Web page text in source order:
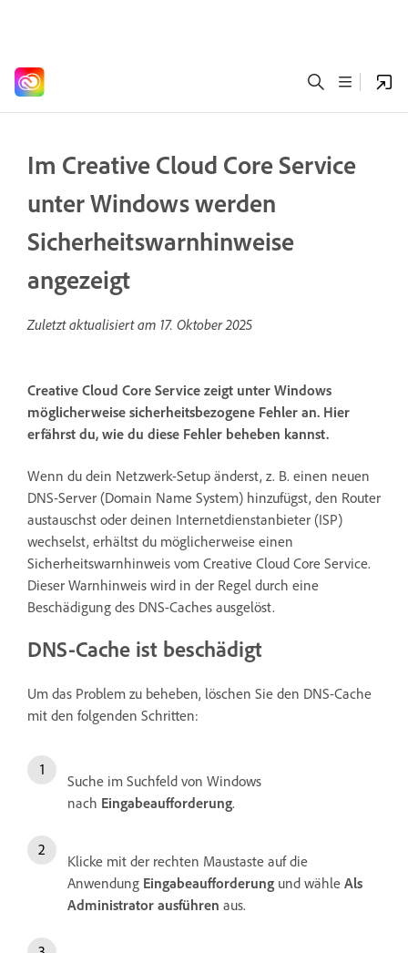
Im Creative Cloud Core Service
unter Windows werden
Sicherheitswarnhinweise
angezeigt
Zuletzt aktualisiert am 17. Oktober 2025
Creative Cloud Core Service zeigt unter Windows
möglicherweise sicherheitsbezogene Fehler an. Hier
erfährst du, wie du diese Fehler beheben kannst.
Wenn du dein Netzwerk-Setup änderst, z. B. einen neuen
DNS-Server (Domain Name System) hinzufügst, den Router
austauschst oder deinen Internetdienstanbieter (ISP)
wechselst, erhältst du möglicherweise einen
Sicherheitswarnhinweis vom Creative Cloud Core Service.
Dieser Warnhinweis wird in der Regel durch eine
Beschädigung des DNS-Caches ausgelöst.
DNS-Cache ist beschädigt
Um das Problem zu beheben, löschen Sie den DNS-Cache
mit den folgenden Schritten:
Suche im Suchfeld von Windows
nach Eingabeaufforderung.
Klicke mit der rechten Maustaste auf die
Anwendung Eingabeaufforderung und wähle Als
Administrator ausführen aus.